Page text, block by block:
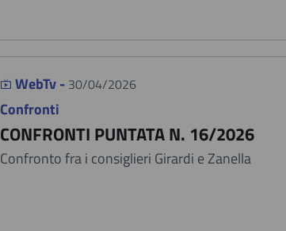
WebTv - 30/04/2026
Confronti
CONFRONTI PUNTATA N. 16/2026
Confronto fra i consiglieri Girardi e Zanella